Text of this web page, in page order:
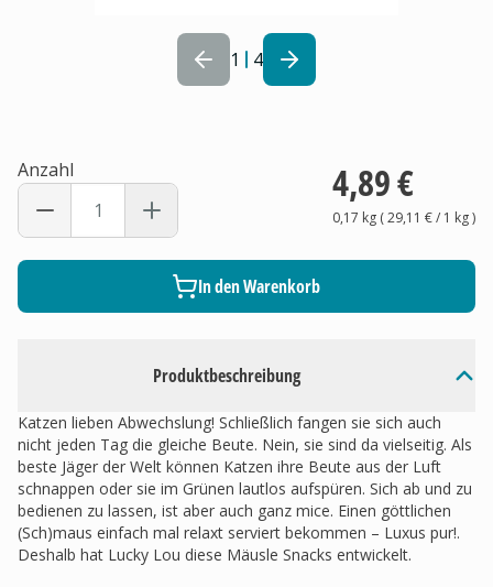
1 4
Produktbeschreibung
Katzen lieben Abwechslung! Schließlich fangen sie sich auch
nicht jeden Tag die gleiche Beute. Nein, sie sind da vielseitig. Als
beste Jäger der Welt können Katzen ihre Beute aus der Luft
schnappen oder sie im Grünen lautlos aufspüren. Sich ab und zu
bedienen zu lassen, ist aber auch ganz mice. Einen göttlichen
(Sch)maus einfach mal relaxt serviert bekommen – Luxus pur!.
Deshalb hat Lucky Lou diese Mäusle Snacks entwickelt.
Anzahl 4,89 €
0,17 kg(29,11 €/ 1 kg)
In den Warenkorb